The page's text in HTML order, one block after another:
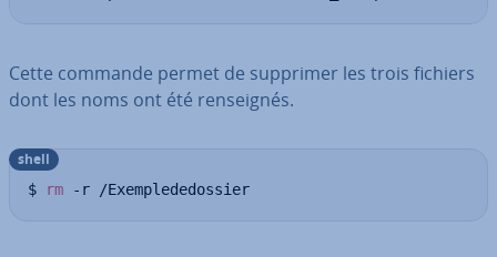
Cette commande permet de supprimer les trois fichiers
dont les noms ont été ren­seig­nés.
$ rm -r /Exemplededossier
shell